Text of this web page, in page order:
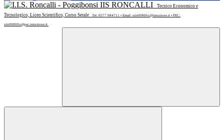
IIS RONCALLI
Tecnico Economico e
Tecnologico, Liceo Scientifico, Corso Serale
Tel: 0577 984711 • Email: siis00800x@istruzione.it • PEC:
siis00800x@pec.istruzione.it